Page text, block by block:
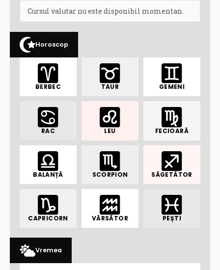
Cursul valutar nu este disponibil momentan.
Horoscop
BERBEC TAUR GEMENI
RAC LEU FECIOARĂ
BALANȚĂ SCORPION SĂGETĂTOR
CAPRICORN VĂRSĂTOR PEȘTI
Vremea